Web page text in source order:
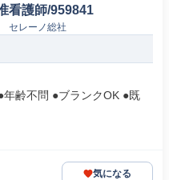
看護師/959841
セレーノ総社
齢不問 ●ブランクOK ●既
気になる